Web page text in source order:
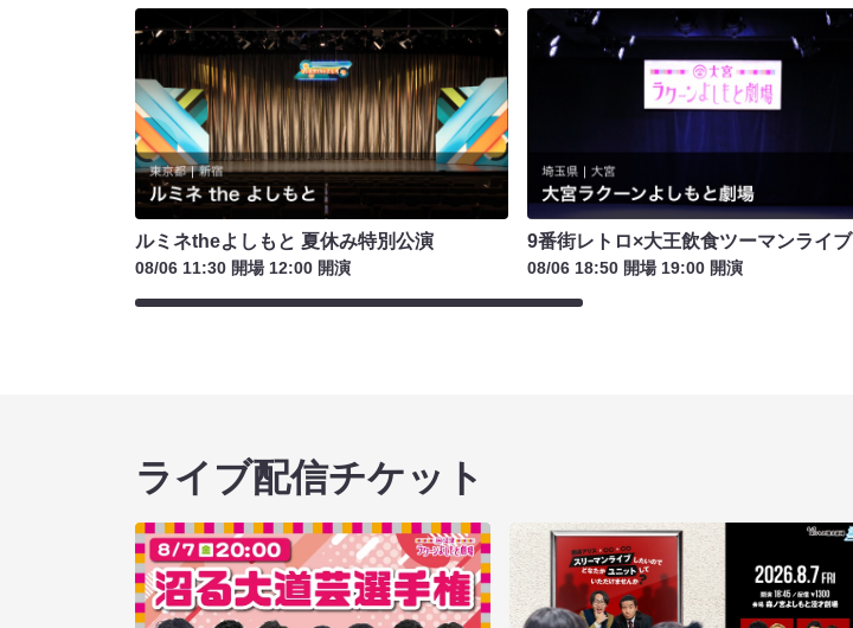
ルミネtheよしもと 夏休み特別公演
08/06 11:30 開場 12:00 開演
9番街レトロ×大王飲食ツーマンライブ
08/06 18:50 開場 19:00 開演
ライブ配信チケット